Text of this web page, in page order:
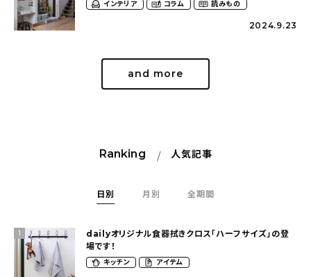
プライバシーポリシー
インテリア コラム 読みもの
2024.9.23
and more
Ranking 人気記事
日別 月別 全期間
1
dailyオリジナル食器拭きクロス「ハーフサイズ」の登
場です！
キッチン アイテム